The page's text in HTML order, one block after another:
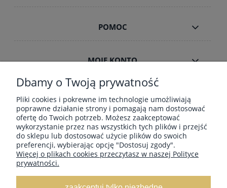
POMOC
MOJE KONTO
INFORMACJE
ZAMÓWIENIA HURT B2B
Dostawa GRATIS ! za zakupy powyżej 190
zł Paczkomaty, Kurier InPost, Kurier DPD,
Dbamy o Twoją prywatność
Pliki cookies i pokrewne im technologie umożliwiają
poprawne działanie strony i pomagają nam dostosować
ofertę do Twoich potrzeb. Możesz zaakceptować
wykorzystanie przez nas wszystkich tych plików i przejść
do sklepu lub dostosować użycie plików do swoich
preferencji, wybierając opcję "Dostosuj zgody".
Więcej o plikach cookies przeczytasz w naszej Polityce
prywatności.